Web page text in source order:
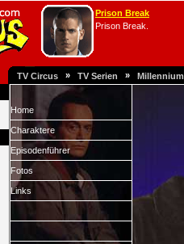
Prison Break
Prison Break.
TV Circus » TV Serien » Millennium
Home
Charaktere
Episodenführer
Fotos
Links